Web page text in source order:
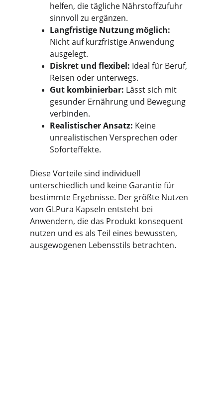
helfen, die tägliche Nährstoffzufuhr
sinnvoll zu ergänzen.
Langfristige Nutzung möglich:
Nicht auf kurzfristige Anwendung
ausgelegt.
Diskret und flexibel: Ideal für Beruf,
Reisen oder unterwegs.
Gut kombinierbar: Lässt sich mit
gesunder Ernährung und Bewegung
verbinden.
Realistischer Ansatz: Keine
unrealistischen Versprechen oder
Soforteffekte.
Diese Vorteile sind individuell
unterschiedlich und keine Garantie für
bestimmte Ergebnisse. Der größte Nutzen
von GLPura Kapseln entsteht bei
Anwendern, die das Produkt konsequent
nutzen und es als Teil eines bewussten,
ausgewogenen Lebensstils betrachten.